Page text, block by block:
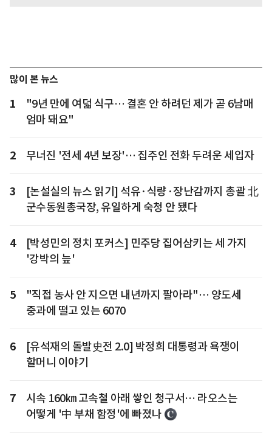
많이 본 뉴스
1
"9년 만에 여덟 식구… 결혼 안 하려던 제가 곧 6남매
엄마 돼요"
2 무너진 '전세 4년 보장'… 집주인 전화 두려운 세입자
3
[논설실의 뉴스 읽기] 석유·식량·장난감까지 총괄 北
군수동원총국장, 유일하게 숙청 안 됐다
4
[박성민의 정치 포커스] 민주당 집어삼키는 세 가지
'강박의 늪'
5
"직접 농사 안 지으면 내년까지 팔아라"… 양도세
중과에 떨고 있는 6070
6
[유석재의 돌발史전 2.0] 박정희 대통령과 욕쟁이
할머니 이야기
7
시속 160㎞ 고속철 아래 쌓인 청구서… 라오스는
어떻게 '中 부채 함정'에 빠졌나